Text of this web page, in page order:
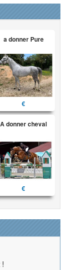
a donner Pure
€
A donner cheval
€